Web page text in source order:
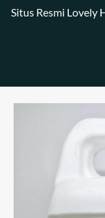
Situs Resmi Lovely